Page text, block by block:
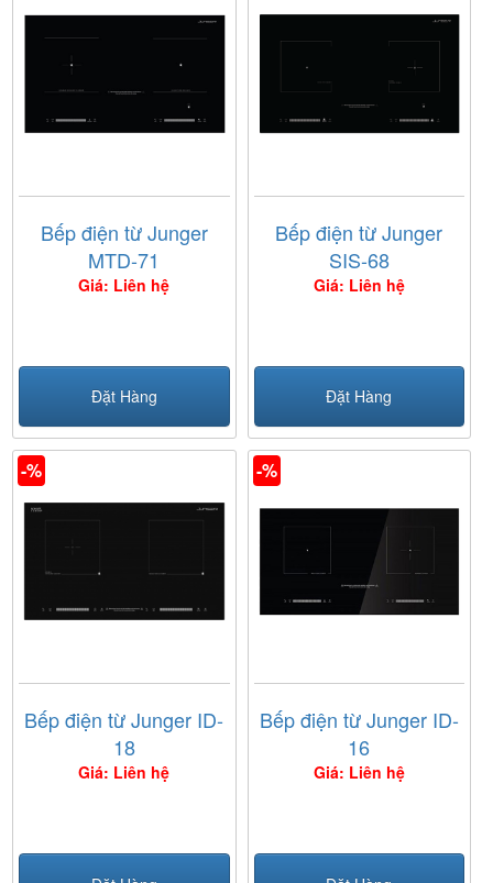
Bếp điện từ Junger
MTD-71
Giá: Liên hệ
Đặt Hàng
Bếp điện từ Junger
SIS-68
Giá: Liên hệ
Đặt Hàng
-%
Bếp điện từ Junger ID-
18
Giá: Liên hệ
-%
Bếp điện từ Junger ID-
16
Giá: Liên hệ